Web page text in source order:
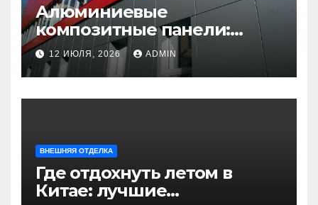
Алюминиевые
композитные панели:
универсальное решение
для современного
строительства и дизайна
12 ИЮЛЯ, 2026 ADMIN
ВНЕШНЯЯ ОТДЕЛКА
Где отдохнуть летом в
Китае: лучшие